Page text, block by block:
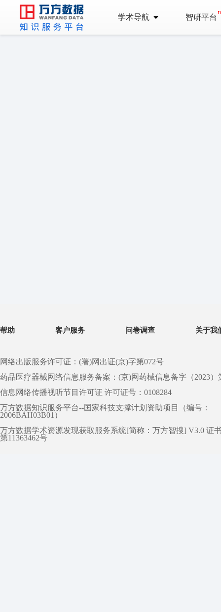
学术导航 智研平台
帮助 客户服务 问卷调查 关于我
网络出版服务许可证：(署)网出证(京)字第072号
药品医疗器械网络信息服务备案：(京)网药械信息备字（2023）
信息网络传播视听节目许可证 许可证号：0108284
万方数据知识服务平台--国家科技支撑计划资助项目（编号：
2006BAH03B01）
万方数据学术资源发现获取服务系统[简称：万方智搜] V3.0 证
第11363462号